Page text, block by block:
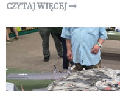
CZYTAJ WIĘCEJ